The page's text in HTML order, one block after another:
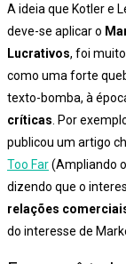
A ideia que Kotler e
deve-se aplicar o
Lucrativos, foi
como uma forte
texto-bomba, à
críticas . Por
publicou um artigo
Too Far(Ampliando
dizendo que o
relações
do interesse de